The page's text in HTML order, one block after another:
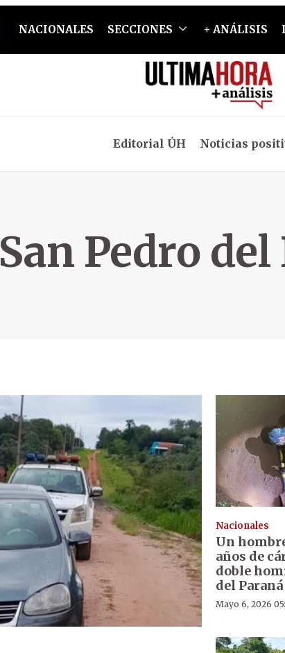
NACIONALES SECCIONES + ANÁLISIS
Editorial ÚH Noticias
San Pedro del
Nacionales
Un
años de
doble
del Paraná
Mayo 6, 2026